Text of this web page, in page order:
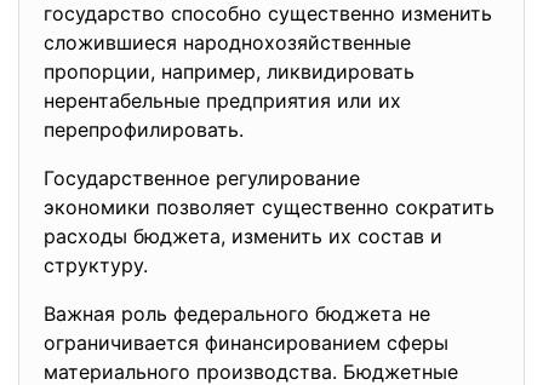
государство способно существенно изменить
сложившиеся народнохозяйственные
пропорции, например, ликвидировать
нерентабельные предприятия или их
перепрофилировать.
Государственное регулирование
экономики позволяет существенно сократить
расходы бюджета, изменить их состав и
структуру.
Важная роль федерального бюджета не
ограничивается финансированием сферы
материального производства. Бюджетные